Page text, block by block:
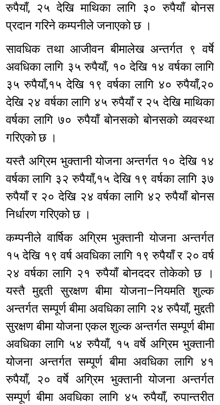
रुपैयाँ, २५ देखि माथिका लागि ३० रुपैयाँ बोनस
प्रदान गरिने कम्पनीले जनाएको छ ।
सावधिक तथा आजीवन बीमालेख अन्तर्गत ९ वर्षे
अवधिका लागि ३५ रुपैयाँ, १० देखि १४ वर्षका लागि
३५ रुपैयाँ,१५ देखि १९ वर्षका लागि ४० रुपैयाँ,२०
देखि २४ वर्षका लागि ४५ रुपैयाँ र २५ देखि माथिका
वर्षका लागि ७० रुपैयाँ बोनसको बोनसको व्यवस्था
गरिएको छ ।
यस्तै अग्रिम भुक्तानी योजना अन्तर्गत १० देखि १४
वर्षका लागि ३२ रुपैयाँ,१५ देखि १९ वर्षका लागि ३७
रुपैयाँ र २० देखि २४ वर्षका लागि ४२ रुपैयाँ बोनस
निर्धारण गरिएको छ ।
कम्पनीले वार्षिक अग्रिम भुक्तानी योजना अन्तर्गत
१५ देखि १९ वर्ष अवधिका लागि १९ रुपैयाँ र २० वर्ष
२४ वर्षका लागि २१ रुपैयाँ बोनददर तोकेको छ ।
यस्तै मुद्दती सुरक्षण बीमा योजना–नियमति शुल्क
अन्तर्गत सम्पूर्ण बीमा अवधिका लागि २४ रुपैयाँ, मुद्दती
सुरक्षण बीमा योजना एकल शुल्क अन्तर्गत सम्पूर्ण बीमा
अवधिका लागि ५४ रुपैयाँ, १५ वर्षे अग्रिम भुक्तानी
योजना अन्तर्गत सम्पूर्ण बीमा अवधिका लागि ४१
रुपैयाँ, २० वर्षे अग्रिम भुक्तानी योजना अन्तर्गत
सम्पूर्ण बीमा अवधिका लागि ४५ रुपैयाँ, रुपान्तरीत